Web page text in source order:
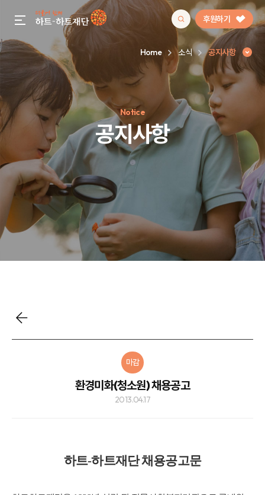
gnb menu open 후원하기
인기 키워드
#정기후원#하트플레이스#캠페인#팬덤후원
Home 소식 공지사항
Notice
공지사항
마감
환경미화(청소원) 채용공고
2013.04.17
하트-하트재단 채용공고문